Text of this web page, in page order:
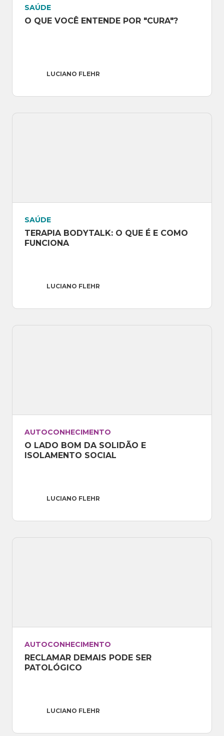
SAÚDE
O QUE VOCÊ ENTENDE POR "CURA"?
LUCIANO FLEHR
SAÚDE
TERAPIA BODYTALK: O QUE É E COMO
FUNCIONA
LUCIANO FLEHR
AUTOCONHECIMENTO
O LADO BOM DA SOLIDÃO E
ISOLAMENTO SOCIAL
LUCIANO FLEHR
AUTOCONHECIMENTO
RECLAMAR DEMAIS PODE SER
PATOLÓGICO
LUCIANO FLEHR